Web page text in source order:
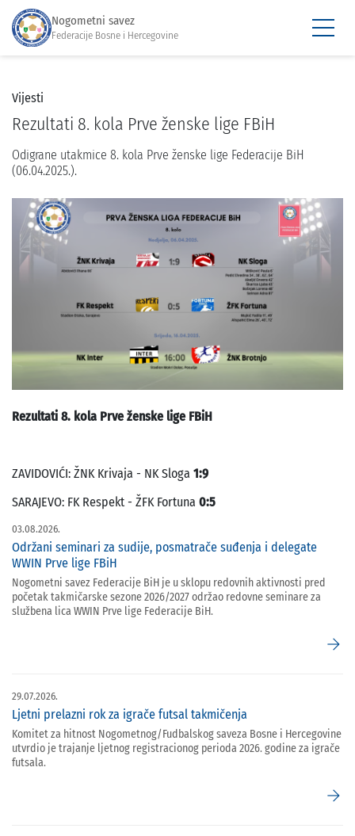
Nogometni savez
Federacije Bosne i Hercegovine
Vijesti
Rezultati 8. kola Prve ženske lige FBiH
Odigrane utakmice 8. kola Prve ženske lige Federacije BiH
(06.04.2025.).
Rezultati 8. kola Prve ženske lige FBiH
ZAVIDOVIĆI: ŽNK Krivaja - NK Sloga 1:9
SARAJEVO: FK Respekt - ŽFK Fortuna 0:5
03.08.2026.
Održani seminari za sudije, posmatrače suđenja i delegate
WWIN Prve lige FBiH
Nogometni savez Federacije BiH je u sklopu redovnih aktivnosti pred
početak takmičarske sezone 2026/2027 održao redovne seminare za
službena lica WWIN Prve lige Federacije BiH.
arrow_forward
29.07.2026.
Ljetni prelazni rok za igrače futsal takmičenja
Komitet za hitnost Nogometnog/Fudbalskog saveza Bosne i Hercegovine
utvrdio je trajanje ljetnog registracionog perioda 2026. godine za igrače
futsala.
arrow_forward